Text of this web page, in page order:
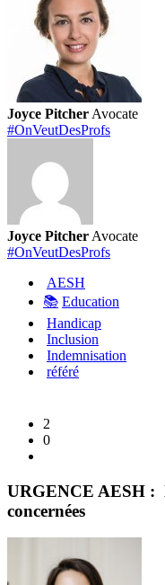
Joyce Pitcher Avocate
#OnVeutDesProfs
Joyce Pitcher Avocate
#OnVeutDesProfs
AESH
📚 Education
Handicap
Inclusion
Indemnisation
référé
2
0
URGENCE AESH :
concernées